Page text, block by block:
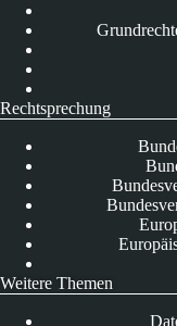
Rechtsprechung
Weitere Themen